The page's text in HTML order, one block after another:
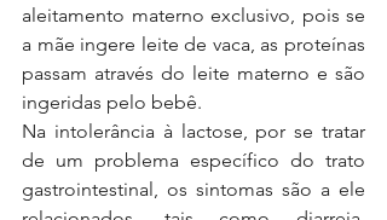
aleitamento materno exclusivo, pois se
a mãe ingere leite de vaca, as proteínas
passam através do leite materno e são
ingeridas pelo bebê.
Na intolerância à lactose, por se tratar
de um problema específico do trato
gastrointestinal, os sintomas são a ele